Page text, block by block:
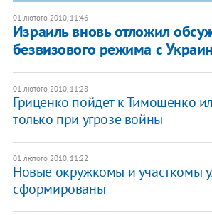
01 лютого 2010, 11:46
Израиль вновь отложил
безвизового режима с
01 лютого 2010, 11:28
Гриценко пойдет к Тимошенко
только при угрозе войны
01 лютого 2010, 11:22
Новые окружкомы и участкомы
сформированы